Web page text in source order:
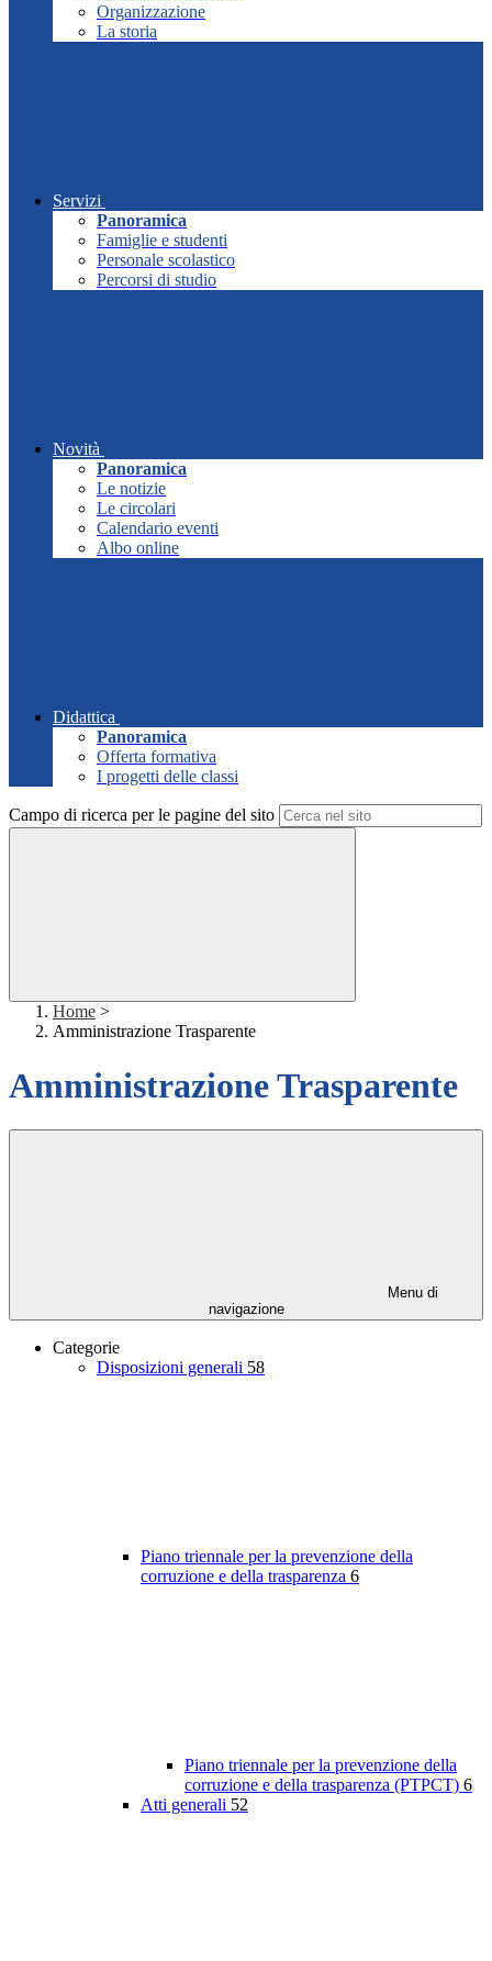
Organizzazione
La storia
Servizi
Panoramica
Famiglie e studenti
Personale scolastico
Percorsi di studio
Novità
Panoramica
Le notizie
Le circolari
Calendario eventi
Albo online
Didattica
Panoramica
Offerta formativa
I progetti delle classi
Campo di ricerca per le pagine del sito
Home >
Amministrazione Trasparente
Amministrazione Trasparente
Menu di
navigazione
Categorie
Disposizioni generali 58
Piano triennale per la prevenzione della
corruzione e della trasparenza 6
Piano triennale per la prevenzione della
corruzione e della trasparenza (PTPCT) 6
Atti generali 52